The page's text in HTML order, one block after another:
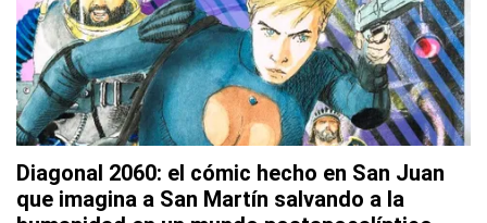
Diagonal 2060: el cómic hecho en San Juan
que imagina a San Martín salvando a la